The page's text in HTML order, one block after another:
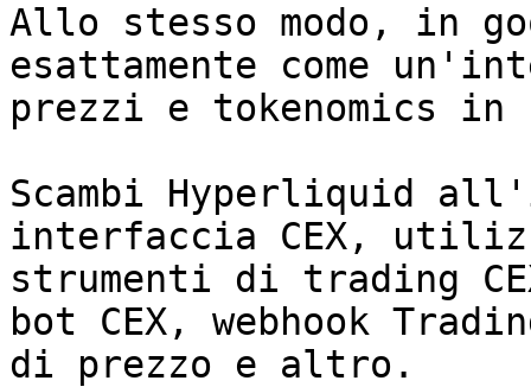
Allo stesso modo, in
esattamente come
prezzi e tokenomics in
Scambi Hyperliquid
interfaccia CEX,
strumenti di trading
bot CEX, webhook
di prezzo e altro.